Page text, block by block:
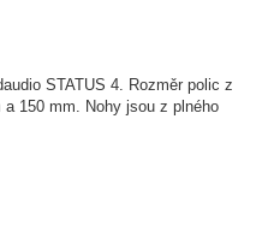
STATUS 4. Rozměr polic z
150 mm. Nohy jsou z plného